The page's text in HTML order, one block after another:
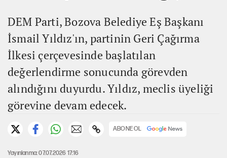
DEM Parti, Bozova Belediye Eş Başkanı
İsmail Yıldız'ın, partinin Geri Çağırma
İlkesi çerçevesinde başlatılan
değerlendirme sonucunda görevden
alındığını duyurdu. Yıldız, meclis üyeliği
görevine devam edecek.
ABONE OL
Yayınlanma: 07.07.2026 17:16